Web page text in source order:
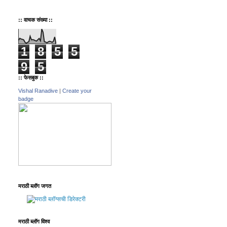
:: वाचक संख्या ::
1 8 5
5
9
5
:: फेसबुक ::
Vishal Ranadive
Create your
badge
मराठी ब्लॉग जगत
मराठी ब्लॉग विश्व